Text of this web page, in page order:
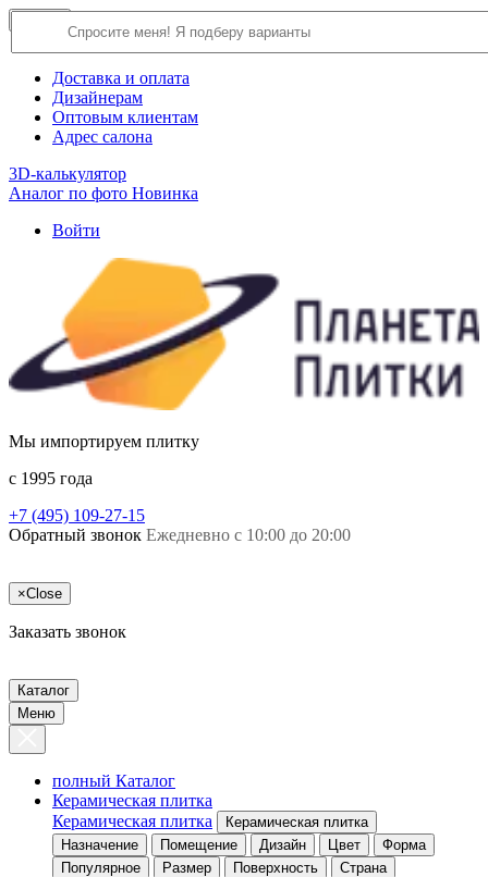
О компании
Доставка и оплата
Дизайнерам
Оптовым клиентам
Адрес салона
3D-калькулятор
Аналог по фото Новинка
Войти
Мы импортируем плитку
c 1995 года
+7 (495) 109-27-15
Обратный звонок Ежедневно с 10:00 до 20:00
×Close
Заказать звонок
Каталог
Меню
полный Каталог
Керамическая плитка
Керамическая плитка
Керамическая плитка
Назначение
Помещение Дизайн Цвет
Форма
Популярное
Размер Поверхность Страна